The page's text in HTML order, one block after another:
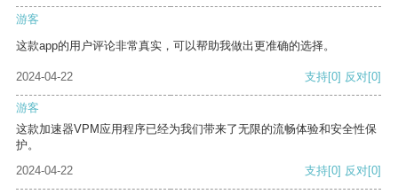
游客
这款app的用户评论非常真实，可以帮助我做出更准确的选择。
2024-04-22 支持[0] 反对[0]
游客
这款加速器VPM应用程序已经为我们带来了无限的流畅体验和安全性保
护。
2024-04-22
支持[0] 反对[0]